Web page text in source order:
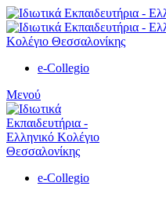
e-Collegio
Μενού
e-Collegio